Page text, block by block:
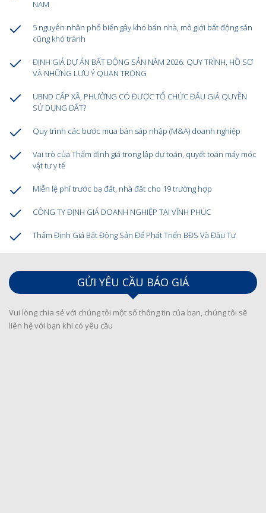
NAM
5 nguyên nhân phổ biến gây khó bán nhà, mô giới bất động sản
cũng khó tránh
ĐỊNH GIÁ DỰ ÁN BẤT ĐỘNG SẢN NĂM 2026: QUY TRÌNH, HỒ SƠ
VÀ NHỮNG LƯU Ý QUAN TRỌNG
UBND CẤP XÃ, PHƯỜNG CÓ ĐƯỢC TỔ CHỨC ĐẤU GIÁ QUYỀN
SỬ DỤNG ĐẤT?
Quy trình các bước mua bán sáp nhập (M&A) doanh nghiệp
Vai trò của Thẩm định giá trong lập dự toán, quyết toán máy móc
vật tư y tế
Miễn lệ phí trước bạ đất, nhà đất cho 19 trường hợp
CÔNG TY ĐỊNH GIÁ DOANH NGHIỆP TẠI VĨNH PHÚC
Thẩm Định Giá Bất Động Sản Để Phát Triển BĐS Và Đầu Tư
GỬI YÊU CẦU BÁO GIÁ
Vui lòng chia sẻ với chúng tôi một số thông tin của bạn, chúng tôi sẽ
liên hệ với bạn khi có yêu cầu